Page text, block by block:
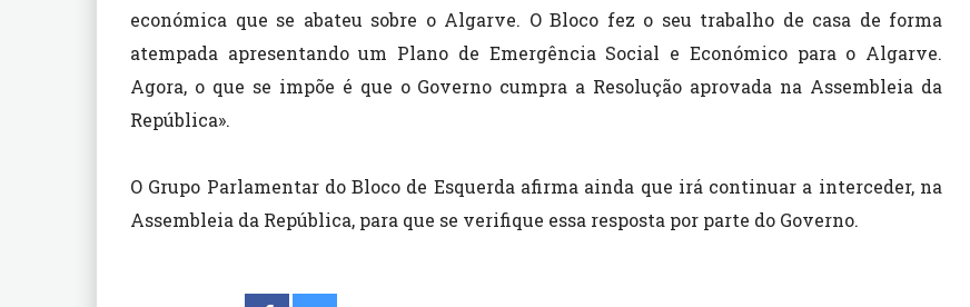
económica que se abateu sobre o Algarve. O Bloco fez o seu trabalho de casa de forma
atempada apresentando um Plano de Emergência Social e Económico para o Algarve.
Agora, o que se impõe é que o Governo cumpra a Resolução aprovada na Assembleia da
República».
O Grupo Parlamentar do Bloco de Esquerda afirma ainda que irá continuar a interceder, na
Assembleia da República, para que se verifique essa resposta por parte do Governo.